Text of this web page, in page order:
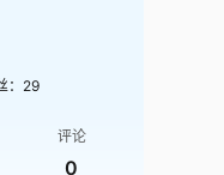
29
评论
0